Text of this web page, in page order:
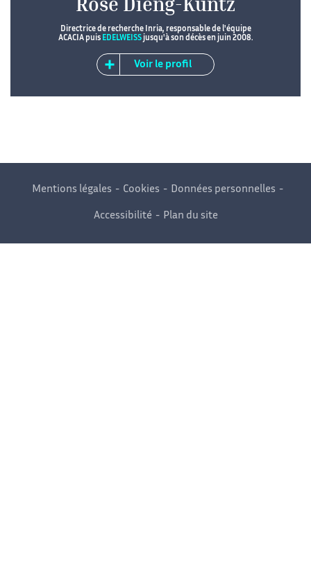
Rose Dieng-Kuntz
Directrice de recherche Inria, responsable de l'équipe
ACACIA puis EDELWEISSjusqu'à son décès en juin 2008.
Voir le profil
Mentions légales Cookies Données personnelles
Accessibilité Plan du site